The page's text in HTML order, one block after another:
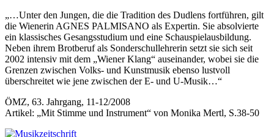
„…Unter den Jungen, die die Tradition des Dudlens fortführen, gilt
die Wienerin AGNES PALMISANO als Expertin. Sie absolvierte
ein klassisches Gesangsstudium und eine Schauspielausbildung.
Neben ihrem Brotberuf als Sonderschullehrerin setzt sie sich seit
2002 intensiv mit dem „Wiener Klang“ auseinander, wobei sie die
Grenzen zwischen Volks- und Kunstmusik ebenso lustvoll
überschreitet wie jene zwischen der E- und U-Musik…“
ÖMZ, 63. Jahrgang, 11-12/2008
Artikel: „Mit Stimme und Instrument“ von Monika Mertl, S.38-50